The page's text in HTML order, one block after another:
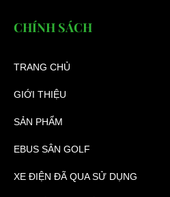
CHÍNH SÁCH
TRANG CHỦ
GIỚI THIỆU
SẢN PHẨM
EBUS SÂN GOLF
XE ĐIỆN ĐÃ QUA SỬ DỤNG